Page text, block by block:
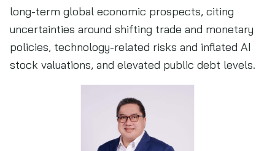
long-term global economic prospects, citing
uncertainties around shifting trade and monetary
policies, technology-related risks and inflated AI
stock valuations, and elevated public debt levels.